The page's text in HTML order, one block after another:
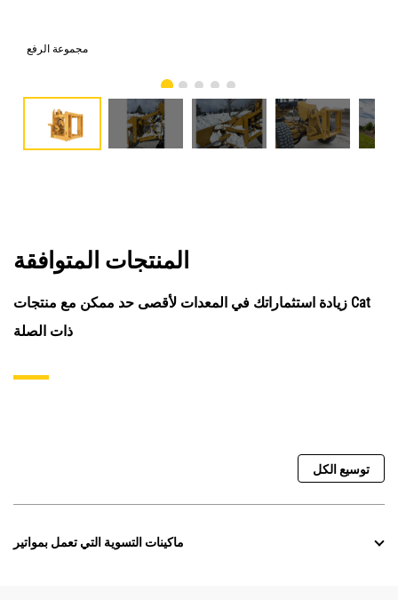
مجموعة الرفع
المنتجات المتوافقة
زيادة استثماراتك في المعدات لأقصى حد ممكن مع منتجات Cat
ذات الصلة
توسيع الكل
ماكينات التسوية التي تعمل بمواتير